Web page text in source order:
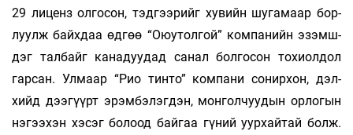
29 лиценз ол­го­сон, тэдгээрийг хувийн шугамаар бор­
луулж байхдаа өдгөө “Оюутолгой” компанийн эзэмш­
дэг талбайг канадуудад санал болгосон тохиолдол
гар­сан. Улмаар “Рио тинто” компани сонирхон, дэл­
хийд дээгүүрт эрэмбэлэгдэн, монгол­чуу­дын орлогын
нэгээхэн хэсэг болоод байгаа гүний уурхайтай болж.